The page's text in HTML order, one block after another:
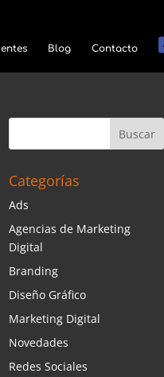
Blog Contacto
Categorías
Ads
Agencias de Marketing
Digital
Branding
Diseño Gráfico
Marketing Digital
Novedades
Redes Sociales